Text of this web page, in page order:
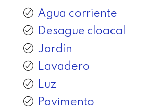
Agua corriente
Desague cloacal
Jardín
Lavadero
Luz
Pavimento